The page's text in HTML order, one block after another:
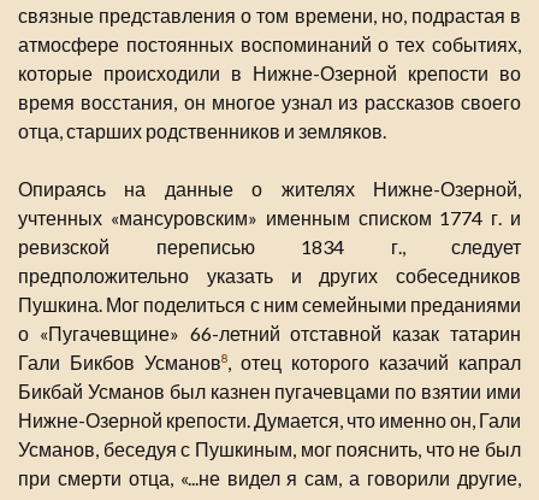
связные представления о том времени, но, подрастая в
атмосфере постоянных воспоминаний о тех событиях,
которые происходили в Нижне-Озерной крепости во
время восстания, он многое узнал из рассказов своего
отца, старших родственников и земляков.
Опираясь на данные о жителях Нижне-Озерной,
учтенных «мансуровским» именным списком 1774 г. и
ревизской переписью 1834 г., следует
предположительно указать и других собеседников
Пушкина. Мог поделиться с ним семейными преданиями
о «Пугачевщине» 66-летний отставной казак татарин
Гали Бикбов Усманов8, отец которого казачий капрал
Бикбай Усманов был казнен пугачевцами по взятии ими
Нижне-Озерной крепости. Думается, что именно он, Гали
Усманов, беседуя с Пушкиным, мог пояснить, что не был
при смерти отца, «...не видел я сам, а говорили другие,